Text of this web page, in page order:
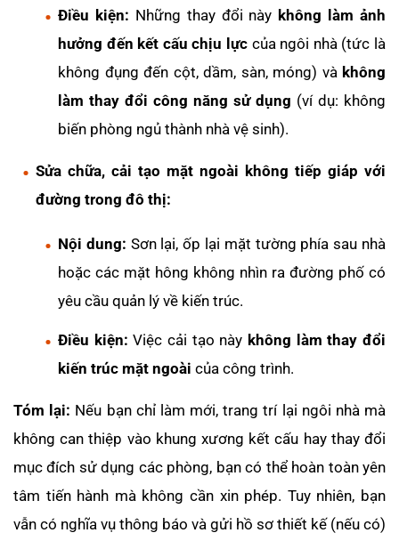
Điều kiện: Những thay đổi này không làm ảnh
hưởng đến kết cấu chịu lực của ngôi nhà (tức là
không đụng đến cột, dầm, sàn, móng) và không
làm thay đổi công năng sử dụng (ví dụ: không
biến phòng ngủ thành nhà vệ sinh).
Sửa chữa, cải tạo mặt ngoài không tiếp giáp với
đường trong đô thị:
Nội dung: Sơn lại, ốp lại mặt tường phía sau nhà
hoặc các mặt hông không nhìn ra đường phố có
yêu cầu quản lý về kiến trúc.
Điều kiện: Việc cải tạo này không làm thay đổi
kiến trúc mặt ngoài của công trình.
Tóm lại: Nếu bạn chỉ làm mới, trang trí lại ngôi nhà mà
không can thiệp vào khung xương kết cấu hay thay đổi
mục đích sử dụng các phòng, bạn có thể hoàn toàn yên
tâm tiến hành mà không cần xin phép. Tuy nhiên, bạn
vẫn có nghĩa vụ thông báo và gửi hồ sơ thiết kế (nếu có)